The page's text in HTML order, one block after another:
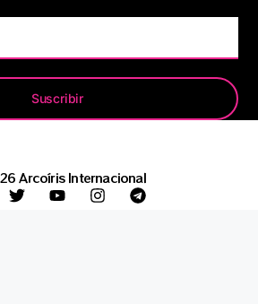
Suscribir
Arcoíris Internacional